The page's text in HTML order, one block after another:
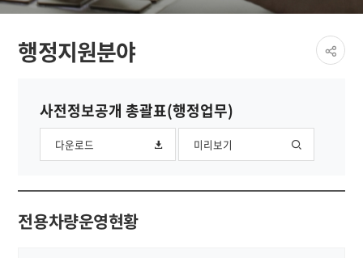
행정지원분야
페이지
사전정보공개 총괄표(행정업무)
다운로드 미리보기
전용차량운영현황